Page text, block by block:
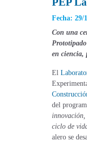
Fecha: 29/
Con una
en ciencia,
El
del
ciclo de
alero se